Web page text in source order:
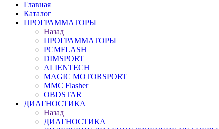
Главная
Каталог
ПРОГРАММАТОРЫ
Назад
ПРОГРАММАТОРЫ
PCMFLASH
DIMSPORT
ALIENTECH
MAGIC MOTORSPORT
MMC Flasher
OBDSTAR
ДИАГНОСТИКА
Назад
ДИАГНОСТИКА